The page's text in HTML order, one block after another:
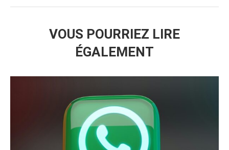
VOUS POURRIEZ LIRE
ÉGALEMENT